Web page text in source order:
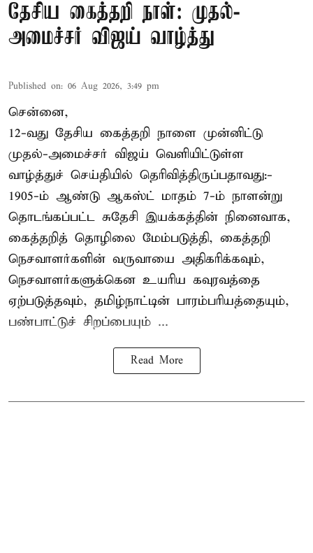
தேசிய கைத்தறி நாள்: முதல்-
அமைச்சர் விஜய் வாழ்த்து
Published on: 06 Aug 2026, 3:49 pm
சென்னை,
12-வது தேசிய கைத்தறி நாளை முன்னிட்டு
முதல்-அமைச்சர் விஜய் வெளியிட்டுள்ள
வாழ்த்துச் செய்தியில் தெரிவித்திருப்பதாவது:-
1905-ம் ஆண்டு ஆகஸ்ட் மாதம் 7-ம் நாளன்று
தொடங்கப்பட்ட சுதேசி இயக்கத்தின் நினைவாக,
கைத்தறித் தொழிலை மேம்படுத்தி, கைத்தறி
நெசவாளர்களின் வருவாயை அதிகரிக்கவும்,
நெசவாளர்களுக்கென உயரிய கவுரவத்தை
ஏற்படுத்தவும், தமிழ்நாட்டின் பாரம்பரியத்தையும்,
பண்பாட்டுச் சிறப்பையும் ...
Read More